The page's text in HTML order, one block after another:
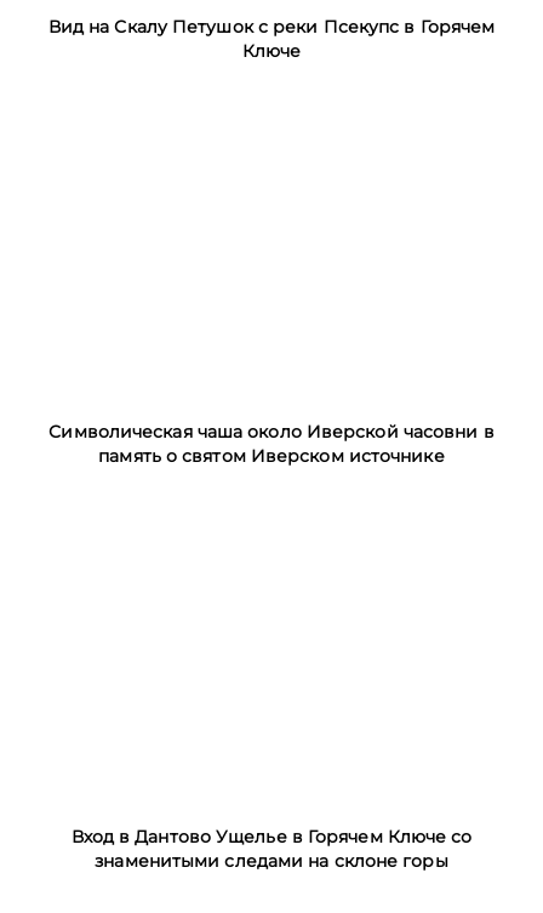
Вид на Скалу Петушок с реки Псекупс в Горячем
Ключе
Символическая чаша около Иверской часовни в
память о святом Иверском источнике
Вход в Дантово Ущелье в Горячем Ключе со
знаменитыми следами на склоне горы